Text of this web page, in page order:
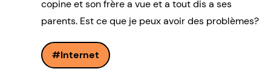
copine et son frère a vue et a tout dis a ses
parents. Est ce que je peux avoir des problèmes?
Internet